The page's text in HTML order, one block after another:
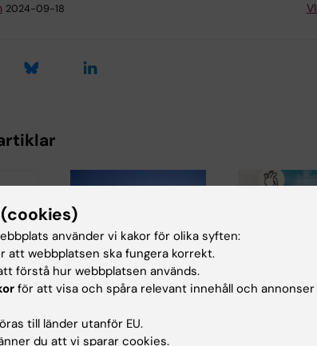
2024-09-18
län
22 maj 2026
forskningsprojekt
ska stärka
24 mar 2026
använder vi kakor för olika syften:
att webbplatsen ska fungera korrekt.
förstå hur webbplatsen används.
för att visa och spåra relevant innehåll och
till länder utanför EU.
du att vi sparar cookies.